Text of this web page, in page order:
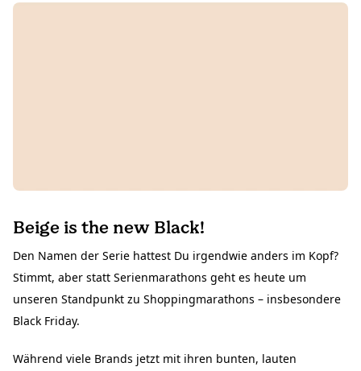
Beige is the new Black!
Den Namen der Serie hattest Du irgendwie anders im Kopf?
Stimmt, aber statt Serienmarathons geht es heute um
unseren Standpunkt zu Shoppingmarathons – insbesondere
Black Friday.
Während viele Brands jetzt mit ihren bunten, lauten